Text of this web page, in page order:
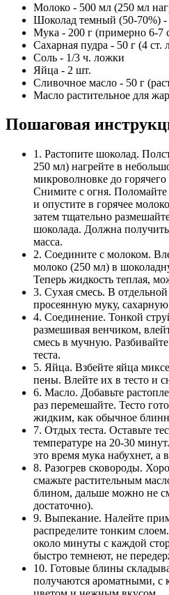
Молоко - 500 мл (250 мл
Шоколад темный (50-70%) -
Мука - 200 г (примерно 6-7
Сахарная пудра - 50 г (4 ст.
Соль - 1/3 ч. ложки
Яйца - 2 шт.
Сливочное масло - 50 г
Масло растительное для
Пошаговая
1. Растопите шоколад.
250 мл) нагрейте в
микроволновке до
Снимите с огня.
и опустите в горячее
затем тщательно
шоколада. Должна
масса.
2. Соедините с молоком.
молоко (250 мл) в
Теперь жидкость теплая,
3. Сухая смесь. В
просеянную муку,
4. Соединение. Тонкой
размешивая венчиком,
смесь в мучную.
теста.
5. Яйца. Взбейте яйца
пены. Влейте их в тесто и
6. Масло. Добавьте
раз перемешайте. Тесто
жидким, как обычное
7. Отдых теста. Оставьте
температуре на 20-30
это время мука набухнет, а
8. Разогрев сковороды.
смажьте растительным
блином, дальше можно не
достаточно).
9. Выпекание. Налейте
распределите тонким
около минуты с каждой
быстро темнеют, не
10. Готовые блины
получаются ароматными,